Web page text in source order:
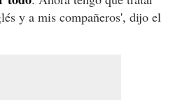
y a mis compañeros', dijo el